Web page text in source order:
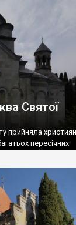
“Вино. Крим
воно все
Святої
прийняла
пересічних